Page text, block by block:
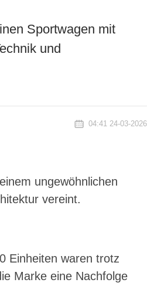
Sportwagen mit
und
04:41 24-03-2026
ungewöhnlichen
vereint.
Einheiten waren trotz
Marke eine Nachfolge